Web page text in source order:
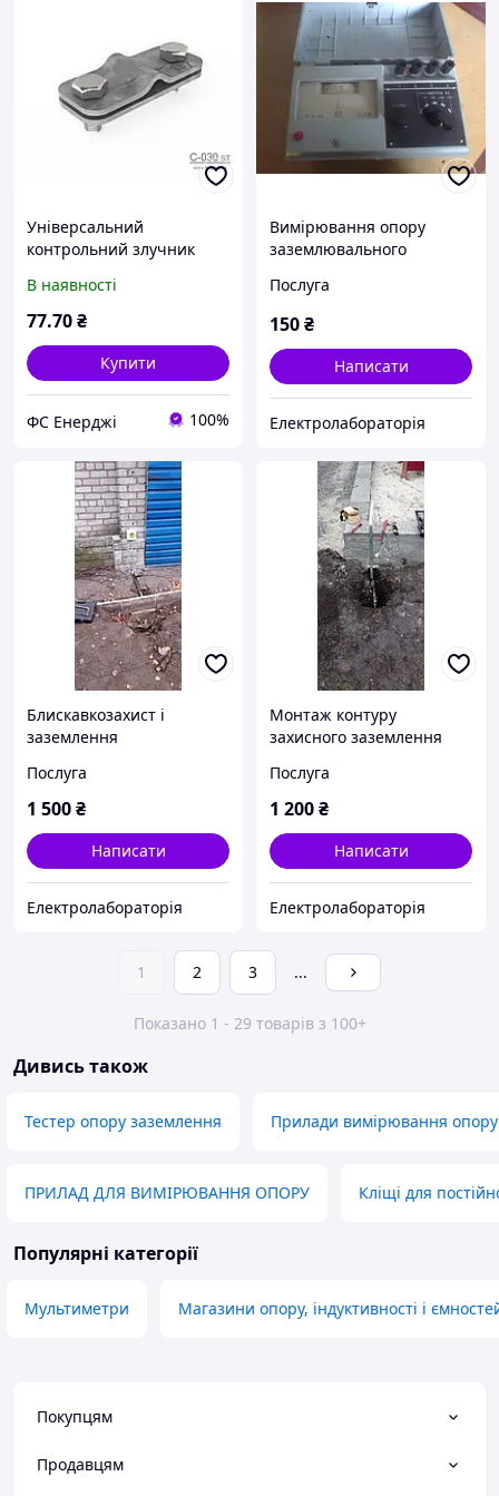
Універсальний
контрольний злучник
С-030 ST
В наявності
77.70₴
Купити
ФС Енерджі 100%
Вимірювання опору
заземлювального
Послуга
150₴
Написати
Електролабораторія
Блискавкозахист і
заземлення
Послуга
1 500₴
Написати
Електролабораторія
Монтаж контуру
захисного заземлення
Послуга
1 200₴
Написати
Електролабораторія
1 2 3 ...
Показано 1 - 29 товарів з 100+
Дивись також
Тестер опору заземлення Прилади вимірювання
ПРИЛАД ДЛЯ ВИМІРЮВАННЯ ОПОРУ Кліщі для
Популярні категорії
Мультиметри Магазини опору, індуктивності і
Покупцям
Продавцям